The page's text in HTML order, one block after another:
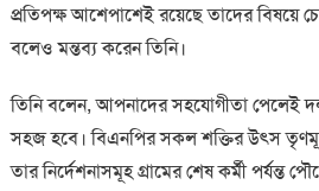
প্রতিপক্ষ আশেপাশেই রয়েছে তাদের বিষয়ে
বলেও মন্তব্য করেন তিনি।
তিনি বলেন, আপনাদের সহযোগীতা পেলেই
সহজ হবে। বিএনপির সকল শক্তির উৎস
তার নির্দেশনাসমূহ গ্রামের শেষ কর্মী পর্যন্ত